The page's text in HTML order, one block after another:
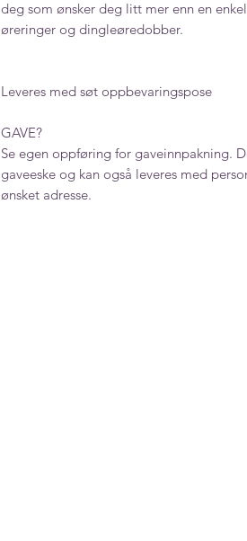
deg som ønsker deg litt mer enn en
øreringer og dingleøredobber.
Leveres med søt oppbevaringspose
GAVE?
Se egen oppføring for gaveinnpakning.
gaveeske og kan også leveres med
ønsket adresse.